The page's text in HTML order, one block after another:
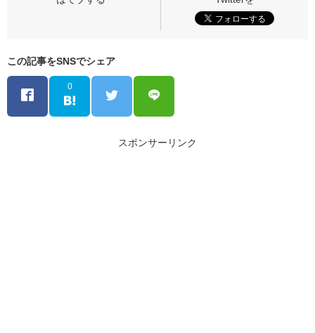
この記事をSNSでシェア
0
スポンサーリンク